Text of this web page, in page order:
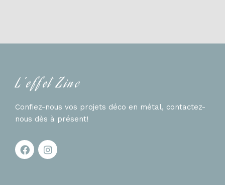
L'effet Zinc
Confiez-nous vos projets déco en métal, contactez-
nous dès à présent!